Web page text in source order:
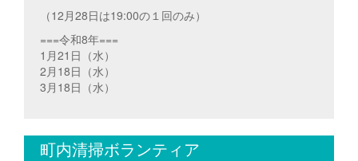
（12月28日は19:00の１回のみ）
===令和8年===
1月21日（水）
2月18日（水）
3月18日（水）
町内清掃ボランティア